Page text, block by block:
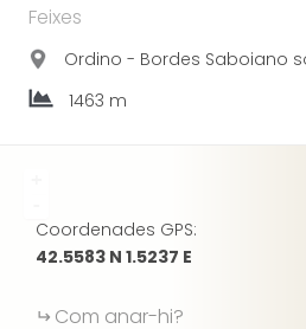
Feixes
Ordino - Bordes Saboiano
1463 m
Coordenades GPS:
42.5583 N 1.5237 E
Com anar-hi?